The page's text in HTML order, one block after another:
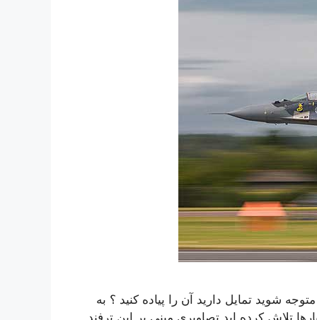
شوید تمایل دارید آن را پیاده کنید ؟ به